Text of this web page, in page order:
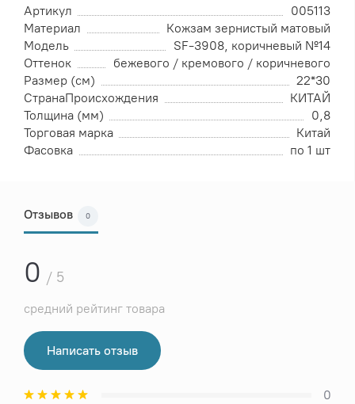
Артикул
005113
Материал
Кожзам зернистый матовый
Модель
SF-3908, коричневый №14
Оттенок
бежевого / кремового / коричневого
Размер (см)
22*30
СтранаПроисхождения
КИТАЙ
Толщина (мм)
0,8
Торговая марка
Китай
Фасовка
по 1 шт
Отзывов 0
0 / 5
средний рейтинг товара
Написать отзыв
0